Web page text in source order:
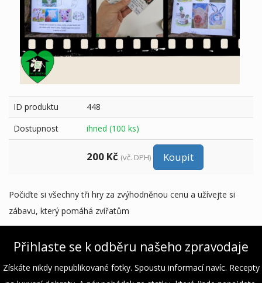
ID produktu
448
Dostupnost
ihned (100 ks)
200 Kč (vč. DPH)
Počiďte si všechny tři hry za zvýhodněnou cenu a užívejte si
zábavu, který pomáhá zvířatům
Přihlaste se k odběru našeho zpravodaje
Získáte nikdy nepublikované fotky. Spoustu informací navíc. Recepty